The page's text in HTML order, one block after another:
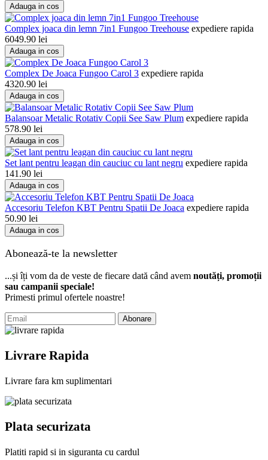
Adauga in cos
Complex joaca din lemn 7in1 Fungoo Treehouse expediere rapida
6049.90 lei
Adauga in cos
Complex De Joaca Fungoo Carol 3 expediere rapida
4320.90 lei
Adauga in cos
Balansoar Metalic Rotativ Copii See Saw Plum expediere rapida
578.90 lei
Adauga in cos
Set lant pentru leagan din cauciuc cu lant negru expediere rapida
141.90 lei
Adauga in cos
Accesoriu Telefon KBT Pentru Spatii De Joaca expediere rapida
50.90 lei
Adauga in cos
Abonează-te la newsletter
...și îți vom da de veste de fiecare dată când avem noutăți, promoții
sau campanii speciale!
Primesti primul ofertele noastre!
Abonare
Livrare Rapida
Livrare fara km suplimentari
Plata securizata
Platiti rapid si in siguranta cu cardul